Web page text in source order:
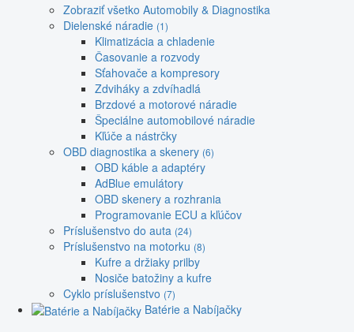
Zobraziť všetko Automobily & Diagnostika
Dielenské náradie (1)
Klimatizácia a chladenie
Časovanie a rozvody
Sťahovače a kompresory
Zdviháky a zdvíhadlá
Brzdové a motorové náradie
Špeciálne automobilové náradie
Kľúče a nástrčky
OBD diagnostika a skenery (6)
OBD káble a adaptéry
AdBlue emulátory
OBD skenery a rozhrania
Programovanie ECU a kľúčov
Príslušenstvo do auta (24)
Príslušenstvo na motorku (8)
Kufre a držiaky prilby
Nosiče batožiny a kufre
Cyklo príslušenstvo (7)
Batérie a Nabíjačky